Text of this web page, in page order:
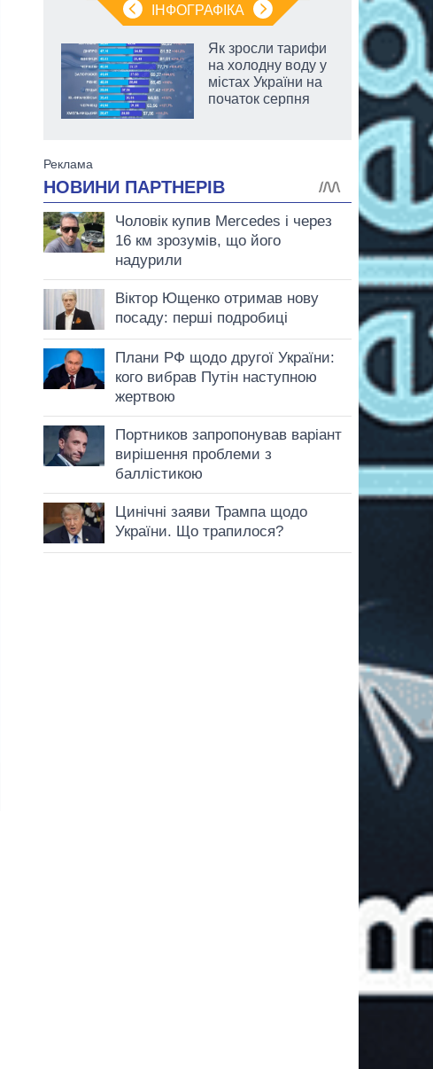
ІНФОГРАФІКА
Як зросли тарифи
на холодну воду у
містах України на
початок серпня